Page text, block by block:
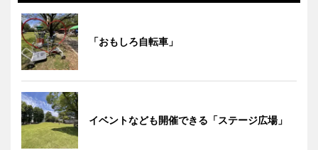
「おもしろ自転車」
イベントなども開催できる「ステージ広場」